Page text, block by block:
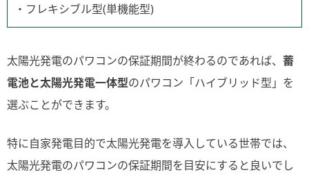
・フレキシブル型(単機能型)
太陽光発電のパワコンの保証期間が終わるのであれば、 蓄
電池と太陽光発電一体型のパワコン「ハイブリッド型」を
選ぶことができます。
特に自家発電目的で太陽光発電を導入している世帯では、
太陽光発電のパワコンの保証期間を目安にすると良いでし